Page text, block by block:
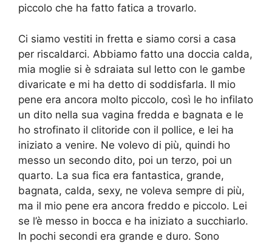
piccolo che ha fatto fatica a trovarlo.
Ci siamo vestiti in fretta e siamo corsi a casa
per riscaldarci. Abbiamo fatto una doccia calda,
mia moglie si è sdraiata sul letto con le gambe
divaricate e mi ha detto di soddisfarla. Il mio
pene era ancora molto piccolo, così le ho infilato
un dito nella sua vagina fredda e bagnata e le
ho strofinato il clitoride con il pollice, e lei ha
iniziato a venire. Ne volevo di più, quindi ho
messo un secondo dito, poi un terzo, poi un
quarto. La sua fica era fantastica, grande,
bagnata, calda, sexy, ne voleva sempre di più,
ma il mio pene era ancora freddo e piccolo. Lei
se l’è messo in bocca e ha iniziato a succhiarlo.
In pochi secondi era grande e duro. Sono